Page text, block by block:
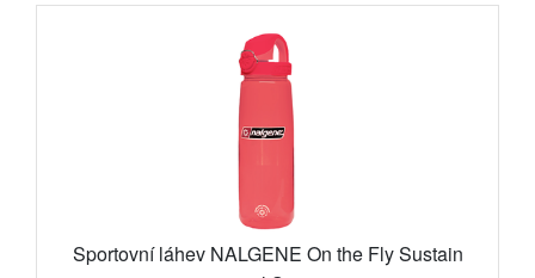
Sportovní láhev NALGENE On the Fly Sustain